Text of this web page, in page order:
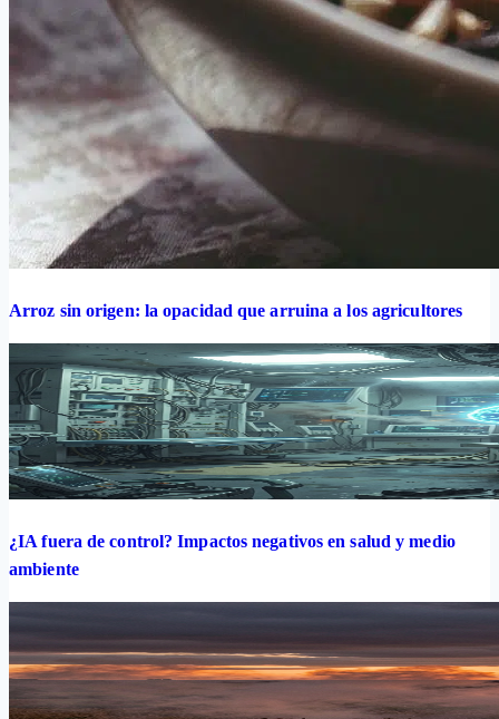
Arroz sin origen: la opacidad que arruina a los agricultores
¿IA fuera de control? Impactos negativos en salud y medio
ambiente